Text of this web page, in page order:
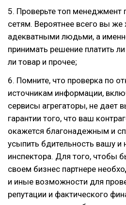
5. Проверьте топ менеджмент
сетям. Вероятнее всего вы же
адекватными людьми, а
принимать решение платить
ли товар и прочее;
6. Помните, что проверка по
источникам информации,
сервисы агрегаторы, не дает
гарантии того, что ваш
окажется благонадежным и
усыпить бдительность вашу и
инспектора. Для того, чтобы
своем бизнес партнере
и иные возможности для
репутации и фактического